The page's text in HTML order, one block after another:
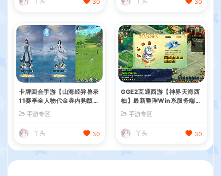
30
端+详细搭建教程+视频教程30
卡牌回合手游【山海经异兽录
11赛季全人物代金券内购版】
GM后台+管理后台+热更修改
工具+安卓+详细搭建教程
手游专区
丫头 30
GGE2互通西游【神界天海西
柚】最新整理Win系服务端
工具+全套源码+详细搭建教
程
手游专区
丫头 30